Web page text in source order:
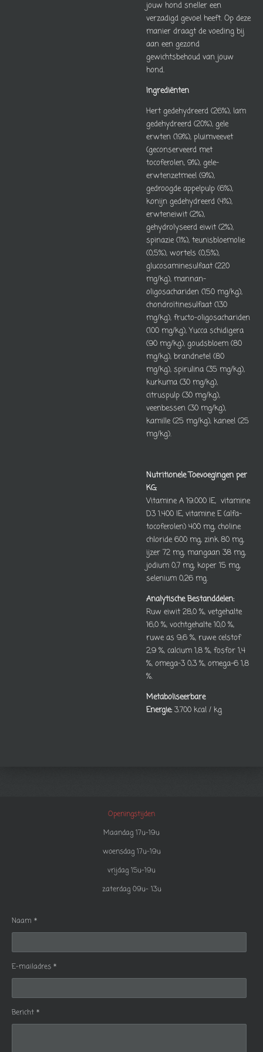
jouw hond sneller een
verzadigd gevoel heeft. Op deze
manier draagt de voeding bij
aan een gezond
gewichtsbehoud van jouw
hond.
Ingrediënten
Hert gedehydreerd (26%), lam
gedehydreerd (20%), gele
erwten (19%), pluimveevet
(geconserveerd met
tocoferolen, 9%), gele-
erwtenzetmeel (9%),
gedroogde appelpulp (6%),
konijn gedehydreerd (4%),
erwteneiwit (2%),
gehydrolyseerd eiwit (2%),
spinazie (1%), teunisbloemolie
(0,5%), wortels (0,5%),
glucosaminesulfaat (220
mg/kg), mannan-
oligosachariden (150 mg/kg),
chondroïtinesulfaat (130
mg/kg), fructo-oligosachariden
(100 mg/kg), Yucca schidigera
(90 mg/kg), goudsbloem (80
mg/kg), brandnetel (80
mg/kg), spirulina (35 mg/kg),
kurkuma (30 mg/kg),
citruspulp (30 mg/kg),
veenbessen (30 mg/kg),
kamille (25 mg/kg), kaneel (25
mg/kg).
Nutritionele Toevoegingen per
KG:
Vitamine A 19.000 IE, vitamine
D3 1.400 IE, vitamine E (alfa-
tocoferolen) 400 mg, choline
chloride 600 mg, zink 80 mg,
ijzer 72 mg, mangaan 38 mg,
jodium 0,7 mg, koper 15 mg,
selenium 0,26 mg.
Analytische Bestanddelen:
Ruw eiwit 28,0 %, vetgehalte
16,0 %, vochtgehalte 10,0 %,
ruwe as 9,6 %, ruwe celstof
2,9 %, calcium 1,8 %, fosfor 1,4
%, omega-3 0,3 %, omega-6 1,8
%.
Metaboliseerbare
Energie: 3.700 kcal / kg
Openingstijden
Maandag 17u-19u
woensdag 17u-19u
vrijdag 15u-19u
zaterdag 09u- 13u
Naam *
E-mailadres *
Bericht *